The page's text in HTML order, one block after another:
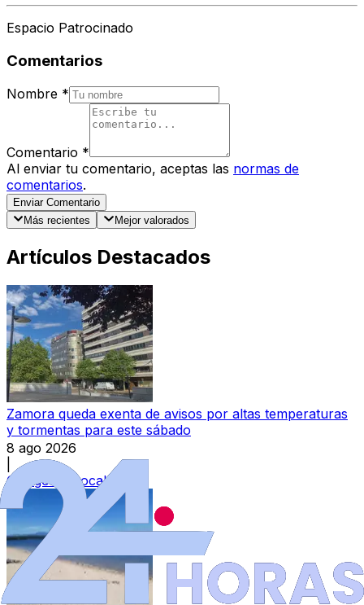
Espacio Patrocinado
Comentarios
Nombre *
Comentario *
Al enviar tu comentario, aceptas las normas de
comentarios.
Enviar Comentario
Más recientes
Mejor valorados
Artículos Destacados
Zamora queda exenta de avisos por altas temperaturas
y tormentas para este sábado
8 ago 2026
Categoría:
Local